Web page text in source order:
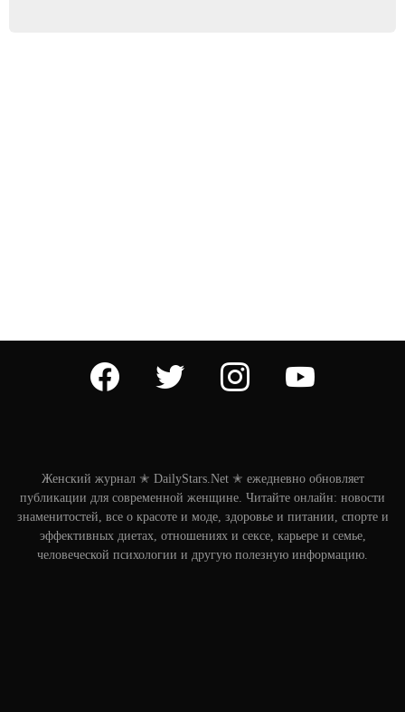
facebook twitter instagram
Женский журнал ✭ DailyStars.Net ✭ ежедневно обновляет
публикации для современной женщине. Читайте онлайн: новости
знаменитостей, все о красоте и моде, здоровье и питании, спорте и
эффективных диетах, отношениях и сексе, карьере и семье,
человеческой психологии и другую полезную информацию.